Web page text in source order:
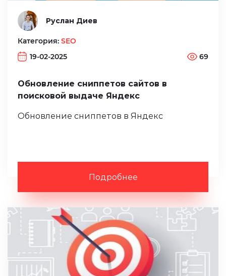
Руслан Диев
Категория: SEO
19-02-2025
69
Обновление сниппетов сайтов в
поисковой выдаче Яндекс
Обновление сниппетов в Яндекс
Подробнее